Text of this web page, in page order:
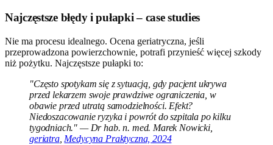
Najczęstsze błędy i pułapki – case studies
Nie ma procesu idealnego. Ocena geriatryczna, jeśli
przeprowadzona powierzchownie, potrafi przynieść więcej szkody
niż pożytku. Najczęstsze pułapki to:
"Często spotykam się z sytuacją, gdy pacjent ukrywa
przed lekarzem swoje prawdziwe ograniczenia, w
obawie przed utratą samodzielności. Efekt?
Niedoszacowanie ryzyka i powrót do szpitala po kilku
tygodniach." — Dr hab. n. med. Marek Nowicki,
geriatra, Medycyna Praktyczna, 2024